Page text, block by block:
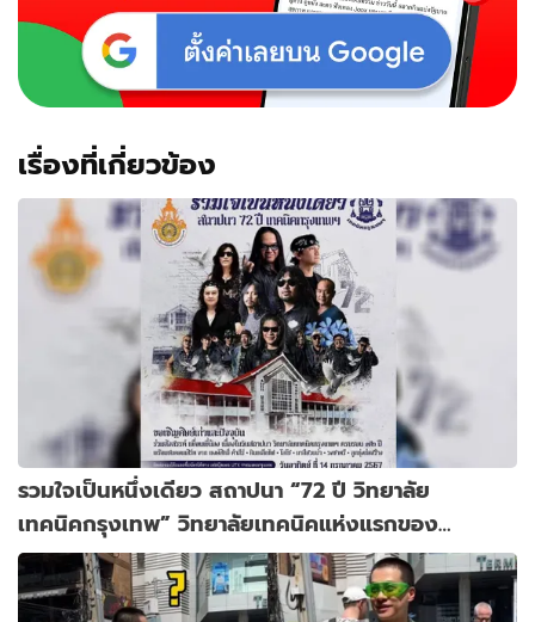
เรื่องที่เกี่ยวข้อง
รวมใจเป็นหนึ่งเดียว สถาปนา “72 ปี วิทยาลัย
เทคนิคกรุงเทพ” วิทยาลัยเทคนิคแห่งแรกของ
ประเทศไทย